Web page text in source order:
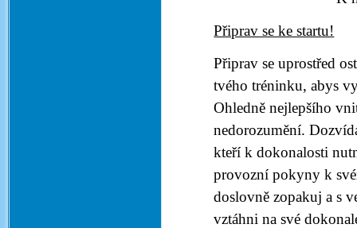
Připrav se ke startu!
Připrav se uprostřed
tvého tréninku, abys
Ohledně nejlepšího
nedorozumění.
kteří k dokonalosti
provozní pokyny k
doslovně zopakuj a s
vztáhni na své